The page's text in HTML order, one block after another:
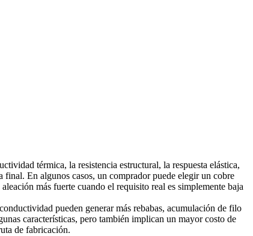
térmica, la resistencia estructural, la respuesta elástica,
final. En algunos casos, un comprador puede elegir un cobre
más fuerte cuando el requisito real es simplemente baja
pueden generar más rebabas, acumulación de filo
características, pero también implican un mayor costo de
de fabricación.